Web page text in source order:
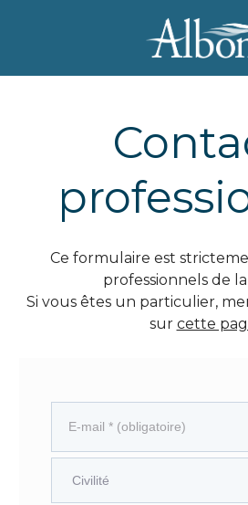
Ce formulaire est
professionnels de
Si vous êtes un particulier,
sur cette